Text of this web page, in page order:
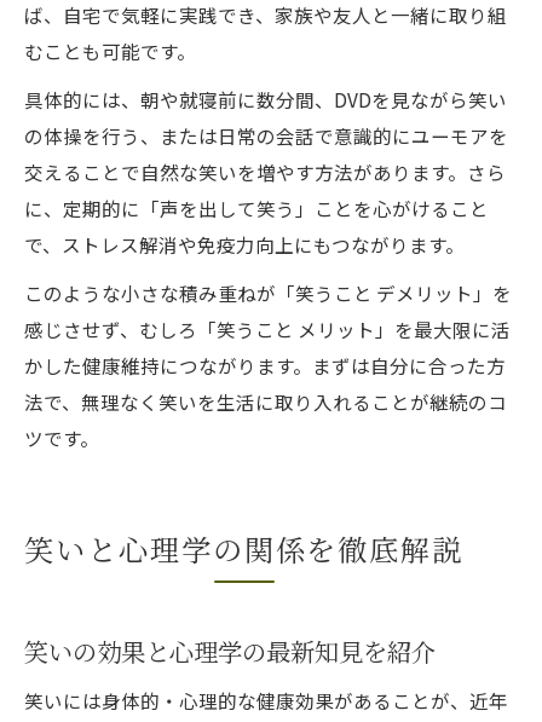
ば、自宅で気軽に実践でき、家族や友人と一緒に取り組
むことも可能です。
具体的には、朝や就寝前に数分間、DVDを見ながら笑い
の体操を行う、または日常の会話で意識的にユーモアを
交えることで自然な笑いを増やす方法があります。さら
に、定期的に「声を出して笑う」ことを心がけること
で、ストレス解消や免疫力向上にもつながります。
このような小さな積み重ねが「笑うこと デメリット」を
感じさせず、むしろ「笑うこと メリット」を最大限に活
かした健康維持につながります。まずは自分に合った方
法で、無理なく笑いを生活に取り入れることが継続のコ
ツです。
笑いと心理学の関係を徹底解説
笑いの効果と心理学の最新知見を紹介
笑いには身体的・心理的な健康効果があることが、近年